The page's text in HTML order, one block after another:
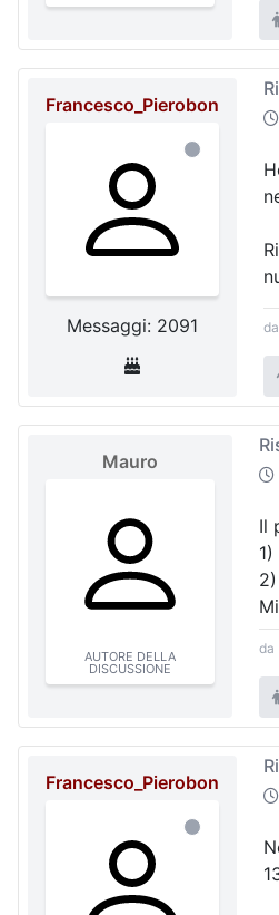
Francesco_Pierobon
Messaggi: 2091 da
Mauro
AUTORE DELLA
DISCUSSIONE
Il
da
Francesco_Pierobon